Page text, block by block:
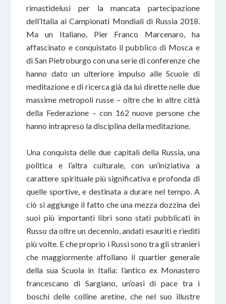
rimastidelusi per la mancata partecipazione
dell’Italia ai Campionati Mondiali di Russia 2018.
Ma un Italiano, Pier Franco Marcenaro, ha
affascinato e conquistato il pubblico di Mosca e
di San Pietroburgo con una serie di conferenze che
hanno dato un ulteriore impulso alle Scuole di
meditazione e di ricerca già da lui dirette nelle due
massime metropoli russe – oltre che in altre città
della Federazione – con 162 nuove persone che
hanno intrapreso la disciplina della meditazione.
Una conquista delle due capitali della Russia, una
politica e l’altra culturale, con un’iniziativa a
carattere spirituale più significativa e profonda di
quelle sportive, e destinata a durare nel tempo. A
ciò si aggiunge il fatto che una mezza dozzina dei
suoi più importanti libri sono stati pubblicati in
Russo da oltre un decennio, andati esauriti e riediti
più volte. E che proprio i Russi sono tra gli stranieri
che maggiormente affollano il quartier generale
della sua Scuola in Italia: l’antico ex Monastero
francescano di Sargiano, un’oasi di pace tra i
boschi delle colline aretine, che nel suo illustre